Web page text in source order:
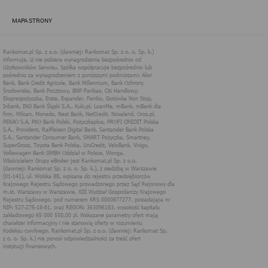
MAPA STRONY
dostosowanie usług, świadczonych w ramach serwisu do potrzeb
Więcej informacji na temat stosowania technologii cookies w
serwisie dostępne jest w Polityce Cookies.
Polityka Cookies serwisów
internetowych spółki Rankomat.pl Sp. z
o.o. (dawniej: Rankomat Sp. z o. o. Sp.
k.)
Rankomat.pl Sp. z o.o. (dawniej: Rankomat Sp. z o. o. Sp. k.), z
siedzibą w Warszawie (01-141), ul. Wolska 88, wpisana do rejestru
przedsiębiorców Krajowego Rejestru Sądowego prowadzonego
przez Sąd Rejonowy dla m.st. Warszawy w Warszawie, XIII
Wydział Gospodarczy Krajowego Rejestru Sądowego, pod
numerem KRS 0000877277, posiadająca nr NIP: 527-275-18-81,
oraz REGON: 363096183, zwana dalej "Rankomat" wykorzystuje
na swoich stronach internetowych technologię "cookies".
Zasady wykorzystania informacji dostarczonych przez
użytkownika w ramach technologii cookies w trakcie korzystania
ze stron internetowych i Rankomat określa niniejszy dokument.
Każdy użytkownik serwisów Rankomat proszony jest o